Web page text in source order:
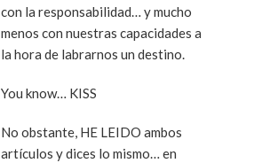
con la responsabilidad… y mucho
menos con nuestras capacidades a
la hora de labrarnos un destino.
You know… KISS
No obstante, HE LEIDO ambos
artículos y dices lo mismo… en